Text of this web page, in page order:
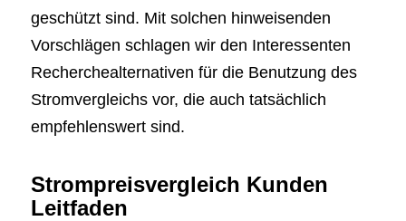
geschützt sind. Mit solchen hinweisenden
Vorschlägen schlagen wir den Interessenten
Recherchealternativen für die Benutzung des
Stromvergleichs vor, die auch tatsächlich
empfehlenswert sind.
Strompreisvergleich Kunden
Leitfaden